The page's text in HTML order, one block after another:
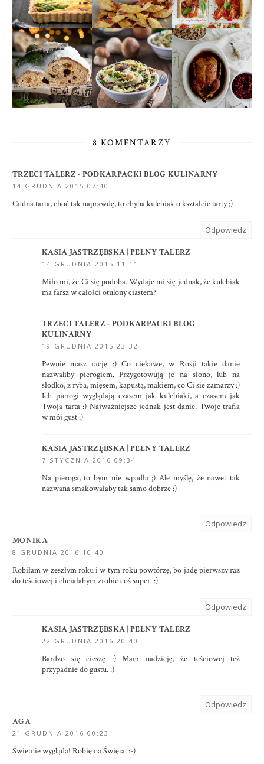
8 KOMENTARZY
TRZECI TALERZ - PODKARPACKI BLOG KULINARNY
14 GRUDNIA 2015 07:40
Cudna tarta, choć tak naprawdę, to chyba kulebiak o kształcie tarty ;)
Odpowiedz
KASIA JASTRZĘBSKA | PEŁNY TALERZ
14 GRUDNIA 2015 11:11
Miło mi, że Ci się podoba. Wydaje mi się jednak, że kulebiak
ma farsz w całości otulony ciastem?
TRZECI TALERZ - PODKARPACKI BLOG
KULINARNY
19 GRUDNIA 2015 23:32
Pewnie masz rację :) Co ciekawe, w Rosji takie danie
nazwaliby pierogiem. Przygotowują je na słono, lub na
słodko, z rybą, mięsem, kapustą, makiem, co Ci się zamarzy :)
Ich pierogi wyglądają czasem jak kulebiaki, a czasem jak
Twoja tarta :) Najważniejsze jednak jest danie. Twoje trafia
w mój gust :)
KASIA JASTRZĘBSKA | PEŁNY TALERZ
7 STYCZNIA 2016 09:34
Na pieroga, to bym nie wpadła ;) Ale myślę, że nawet tak
nazwana smakowałaby tak samo dobrze :)
Odpowiedz
MONIKA
8 GRUDNIA 2016 10:40
Robiłam w zeszłym roku i w tym roku powtórzę, bo jadę pierwszy raz
do teściowej i chciałabym zrobić coś super. :)
Odpowiedz
KASIA JASTRZĘBSKA | PEŁNY TALERZ
22 GRUDNIA 2016 20:40
Bardzo się cieszę :) Mam nadzieję, że teściowej też
przypadnie do gustu. :)
Odpowiedz
AGA
21 GRUDNIA 2016 00:23
Świetnie wygląda! Robię na Święta. :-)